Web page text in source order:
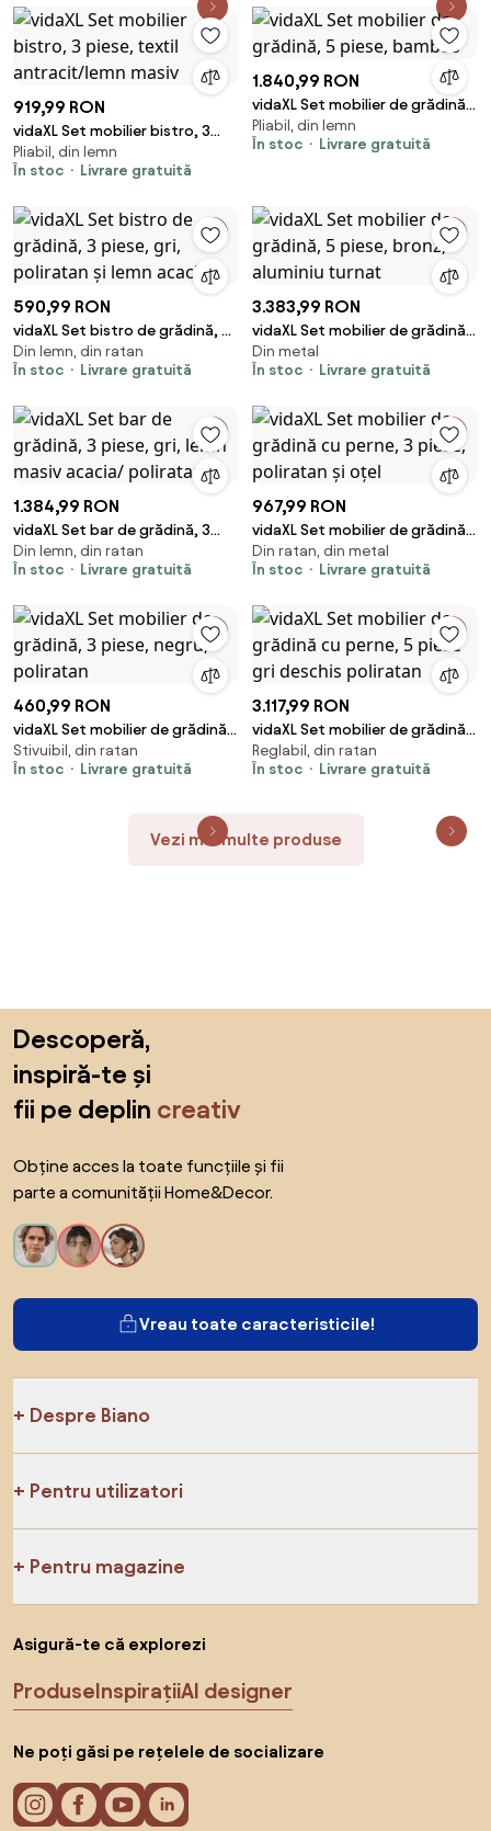
919,99 RON
vidaXL Set mobilier bistro, 3
piese, textil antracit/lemn
masiv
Pliabil, din lemn
În stoc
Livrare gratuită
1.840,99 RON
vidaXL Set mobilier de grădină,
5 piese, bambus
Pliabil, din lemn
În stoc
Livrare gratuită
590,99 RON
vidaXL Set bistro de grădină, 3
piese, gri, poliratan și lemn
acacia
Din lemn, din ratan
În stoc
Livrare gratuită
3.383,99 RON
vidaXL Set mobilier de grădină,
5 piese, bronz, aluminiu turnat
Din metal
În stoc
Livrare gratuită
1.384,99 RON
vidaXL Set bar de grădină, 3
piese, gri, lemn masiv acacia/
poliratan
Din lemn, din ratan
În stoc
Livrare gratuită
967,99 RON
vidaXL Set mobilier de grădină
cu perne, 3 piese, poliratan și
oțel
Din ratan, din metal
În stoc
Livrare gratuită
460,99 RON
vidaXL Set mobilier de grădină,
3 piese, negru, poliratan
Stivuibil, din ratan
În stoc
Livrare gratuită
3.117,99 RON
vidaXL Set mobilier de grădină
cu perne, 5 piese gri deschis
poliratan
Reglabil, din ratan
În stoc
Livrare gratuită
Vezi mai multe produse
Descoperă,
inspiră-te și
fii pe deplin creativ
Obține acces la toate funcțiile și fii
parte a comunității Home&Decor.
Vreau toate caracteristicile!
Despre Biano
Pentru utilizatori
Pentru magazine
Asigură-te că explorezi
ProduseInspirațiiAI designer
Ne poți găsi pe rețelele de socializare